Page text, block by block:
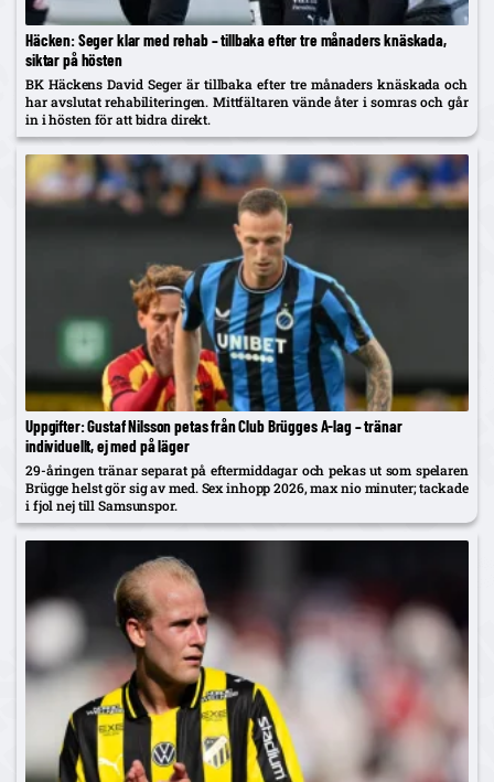
Häcken: Seger klar med rehab – tillbaka efter tre månaders knäskada,
siktar på hösten
BK Häckens David Seger är tillbaka efter tre månaders knäskada och
har avslutat rehabiliteringen. Mittfältaren vände åter i somras och går
in i hösten för att bidra direkt.
Uppgifter: Gustaf Nilsson petas från Club Brügges A-lag – tränar
individuellt, ej med på läger
29-åringen tränar separat på eftermiddagar och pekas ut som spelaren
Brügge helst gör sig av med. Sex inhopp 2026, max nio minuter; tackade
i fjol nej till Samsunspor.